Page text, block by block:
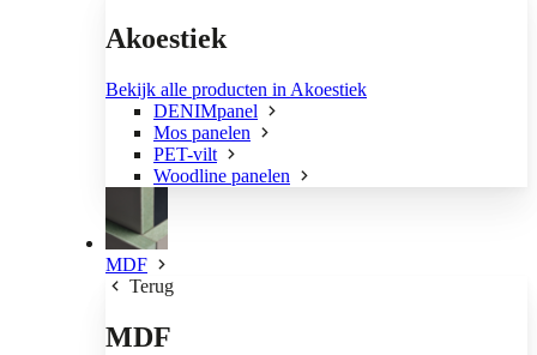
Akoestiek
Bekijk alle producten in Akoestiek
DENIMpanel
Mos panelen
PET-vilt
Woodline panelen
MDF
Terug
MDF